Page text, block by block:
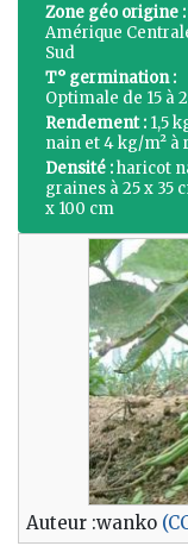
Zone géo origine :
Amérique
Sud
T° germination :
Optimale de 15 à
Rendement : 1,5
nain et 4 kg/m² à
Densité :haricot
graines à 25 x 35
x 100 cm
Auteur :wanko